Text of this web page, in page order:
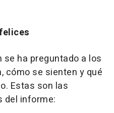
ha preguntado a los
cómo se sienten y qué
Estas son las
del informe: